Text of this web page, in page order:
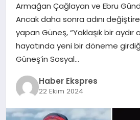
SAĞLIK
MAGAZİN
Armağan Çağlayan ve Ebru
Ancak daha sonra adını
yapan Güneş, “Yaklaşık bir aydır
hayatında yeni bir döneme
Güneş’in Sosyal…
Haber Ekspres
22 Ekim 2024